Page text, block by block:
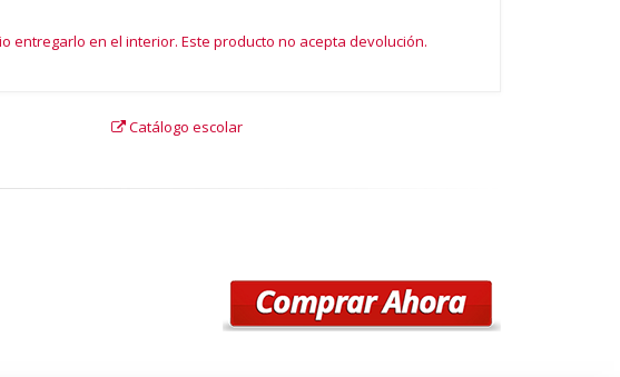
entregarlo en el interior. Este producto no acepta devolución.
Catálogo escolar